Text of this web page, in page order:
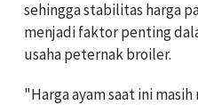
sehingga stabilitas harga
menjadi faktor penting
usaha peternak broiler.
"Harga ayam saat ini